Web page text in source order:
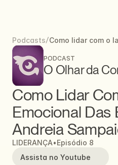
Podcasts/Como lidar com o
PODCAST
O Olhar da
Como Lidar
Emocional Das
Andreia
LIDERANÇA•Episódio 8
Assista no Youtube